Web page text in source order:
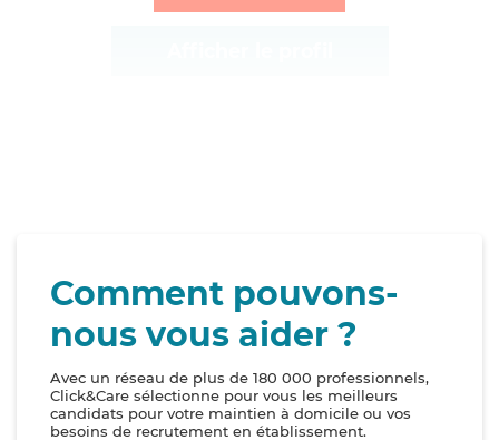
Comment pouvons-
nous vous aider ?
Avec un réseau de plus de 180 000 professionnels,
Click&Care sélectionne pour vous les meilleurs
candidats pour votre maintien à domicile ou vos
besoins de recrutement en établissement.